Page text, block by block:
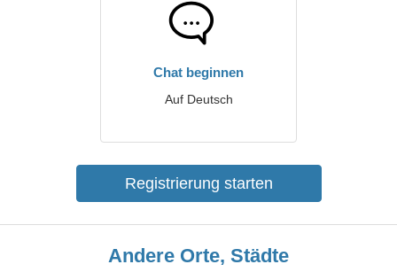
Chat beginnen
Auf Deutsch
Registrierung starten
Andere Orte, Städte